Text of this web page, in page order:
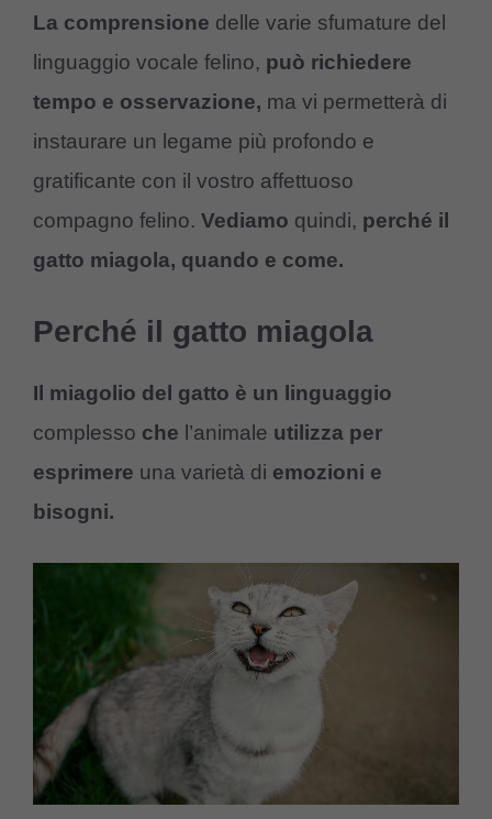
La comprensione delle varie sfumature del
linguaggio vocale felino, può richiedere
tempo e osservazione, ma vi permetterà di
instaurare un legame più profondo e
gratificante con il vostro affettuoso
compagno felino. Vediamo quindi, perché il
gatto miagola, quando e come.
Perché il gatto miagola
Il miagolio del gatto è un linguaggio
complesso che l’animale utilizza per
esprimere una varietà di emozioni e
bisogni.